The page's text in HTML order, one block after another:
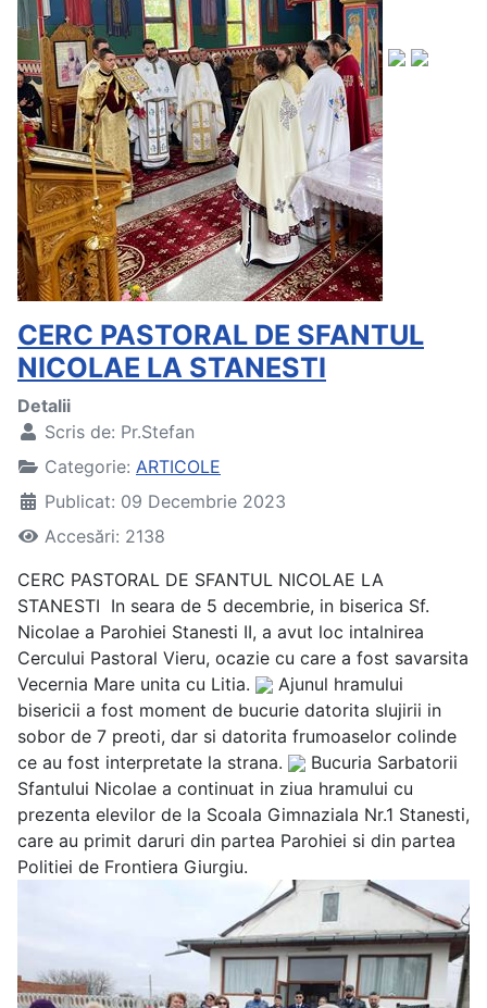
CERC PASTORAL DE SFANTUL
NICOLAE LA STANESTI
Detalii
Scris de: Pr.Stefan
Categorie: ARTICOLE
Publicat: 09 Decembrie 2023
Accesări: 2138
CERC PASTORAL DE SFANTUL NICOLAE LA
STANESTI In seara de 5 decembrie, in biserica Sf.
Nicolae a Parohiei Stanesti II, a avut loc intalnirea
Cercului Pastoral Vieru, ocazie cu care a fost savarsita
Vecernia Mare unita cu Litia.
Ajunul hramului
bisericii a fost moment de bucurie datorita slujirii in
sobor de 7 preoti, dar si datorita frumoaselor colinde
ce au fost interpretate la strana.
Bucuria Sarbatorii
Sfantului Nicolae a continuat in ziua hramului cu
prezenta elevilor de la Scoala Gimnaziala Nr.1 Stanesti,
care au primit daruri din partea Parohiei si din partea
Politiei de Frontiera Giurgiu.